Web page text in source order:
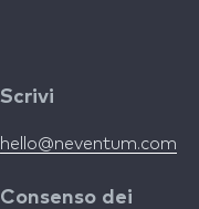
Scrivi
hello@neventum.com
Consenso dei